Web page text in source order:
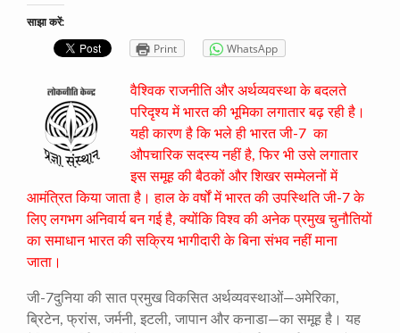
साझा करें:
Print WhatsApp
वैश्विक राजनीति और अर्थव्यवस्था के बदलते
परिदृश्य में भारत की भूमिका लगातार बढ़ रही है।
यही कारण है कि भले ही भारत जी-7 का
औपचारिक सदस्य नहीं है, फिर भी उसे लगातार
इस समूह की बैठकों और शिखर सम्मेलनों में
आमंत्रित किया जाता है। हाल के वर्षों में भारत की उपस्थिति जी-7 के
लिए लगभग अनिवार्य बन गई है, क्योंकि विश्व की अनेक प्रमुख चुनौतियों
का समाधान भारत की सक्रिय भागीदारी के बिना संभव नहीं माना
जाता।
जी-7दुनिया की सात प्रमुख विकसित अर्थव्यवस्थाओं—अमेरिका,
ब्रिटेन, फ्रांस, जर्मनी, इटली, जापान और कनाडा—का समूह है। यह